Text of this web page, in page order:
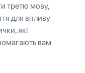
третю мову,
для впливу
які
вам